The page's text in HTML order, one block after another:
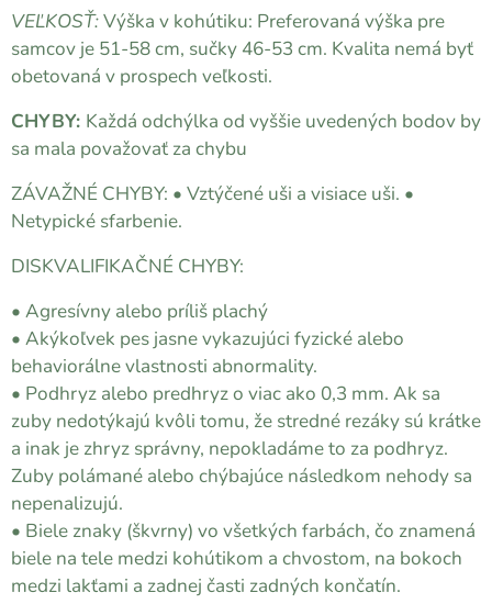
VEĽKOSŤ:Výška v kohútiku: Preferovaná výška pre
samcov je 51-58 cm, sučky 46-53 cm. Kvalita nemá byť
obetovaná v prospech veľkosti.
CHYBY: Každá odchýlka od vyššie uvedených bodov by
sa mala považovať za chybu
ZÁVAŽNÉ CHYBY: • Vztýčené uši a visiace uši. •
Netypické sfarbenie.
DISKVALIFIKAČNÉ CHYBY:
• Agresívny alebo príliš plachý
• Akýkoľvek pes jasne vykazujúci fyzické alebo
behaviorálne vlastnosti abnormality.
• Podhryz alebo predhryz o viac ako 0,3 mm. Ak sa
zuby nedotýkajú kvôli tomu, že stredné rezáky sú krátke
a inak je zhryz správny, nepokladáme to za podhryz.
Zuby polámané alebo chýbajúce následkom nehody sa
nepenalizujú.
• Biele znaky (škvrny) vo všetkých farbách, čo znamená
biele na tele medzi kohútikom a chvostom, na bokoch
medzi lakťami a zadnej časti zadných končatín.